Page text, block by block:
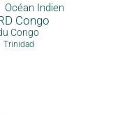
Océan Indien
Congo
Congo
Trinidad